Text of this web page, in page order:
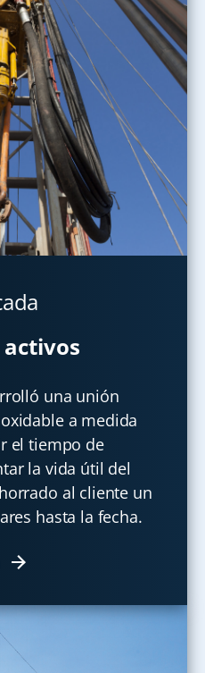
una unión
a medida
el tiempo de
la vida útil del
al cliente un
hasta la fecha.